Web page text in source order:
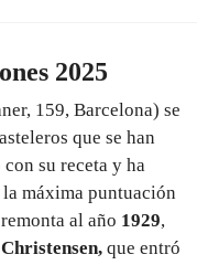
2025
159, Barcelona) se
que se han
su receta y ha
máxima puntuación
al año 1929,
que entró